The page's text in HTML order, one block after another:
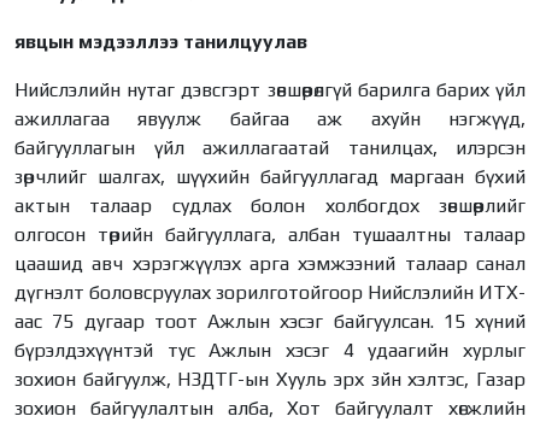
явцын мэдээллээ танилцуулав
Нийслэлийн нутаг дэвсгэрт зөвшөөрөлгүй барилга барих үйл
ажиллагаа явуулж байгаа аж ахуйн нэгжүүд,
байгууллагын үйл ажиллагаатай танилцах, илэрсэн
зөрчлийг шалгах, шүүхийн байгууллагад маргаан бүхий
актын талаар судлах болон холбогдох зөвшөөрлийг
олгосон төрийн байгууллага, албан тушаалтны талаар
цаашид авч хэрэгжүүлэх арга хэмжээний талаар санал
дүгнэлт боловсруулах зорилготойгоор Нийслэлийн ИТХ-
аас 75 дугаар тоот Ажлын хэсэг байгуулсан. 15 хүний
бүрэлдэхүүнтэй тус Ажлын хэсэг 4 удаагийн хурлыг
зохион байгуулж, НЗДТГ-ын Хууль эрх зйн хэлтэс, Газар
зохион байгуулалтын алба, Хот байгуулалт хөгжлийн